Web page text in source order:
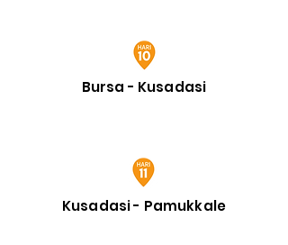
Bursa - Kusadasi
Kusadasi - Pamukkale